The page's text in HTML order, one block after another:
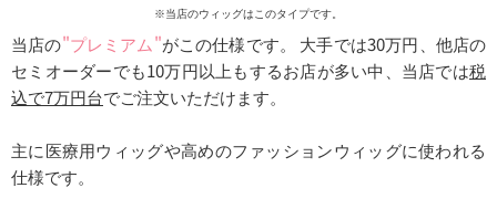
※当店のウィッグはこのタイプです。
当店の"プレミアム"がこの仕様です。 大手では30万円、他店の
セミオーダーでも10万円以上もするお店が多い中、当店では税
込で7万円台でご注文いただけます。
主に医療用ウィッグや高めのファッションウィッグに使われる
仕様です。